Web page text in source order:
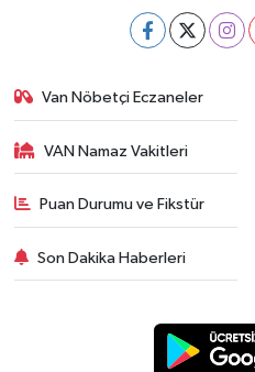
Van Nöbetçi Eczaneler
VAN Namaz Vakitleri
Puan Durumu ve Fikstür
Son Dakika Haberleri